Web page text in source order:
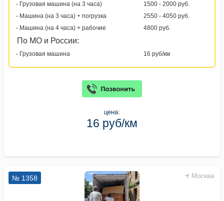
- Грузовая машина (на 3 часа)
1500 - 2000 руб.
- Машина (на 3 часа) + погрузка
2550 - 4050 руб.
- Машина (на 4 часа) + рабочие
4800 руб.
По МО и России:
- Грузовая машина 16 руб/км
цена:
16 руб/км
Москва
№ 1358